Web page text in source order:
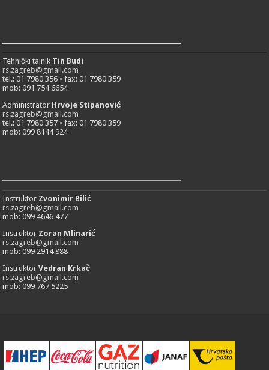
___________________________
Tehnički tajnik Tin Budi
rs.zagreb@gmail.com
tel.: 01 7980 356 • fax: 01 7980 359
mob: 091 754 6654
Administrator Hrvoje Stipanović
rs.zagreb@gmail.com
tel.: 01 7980 357 • fax: 01 7980 359
mob: 099 8144 924
___________________________
Instruktor Zvonimir Bilić
rs.zagreb@gmail.com
mob: 099 4646 477
Instruktor Zoran Mlinarić
rs.zagreb@gmail.com
mob: 099 2914 888
InstruktorVedran Krkač
rs.zagreb@gmail.com
mob: 099 767 5225